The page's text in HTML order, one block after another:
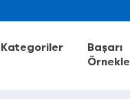
Kategoriler
Başarı